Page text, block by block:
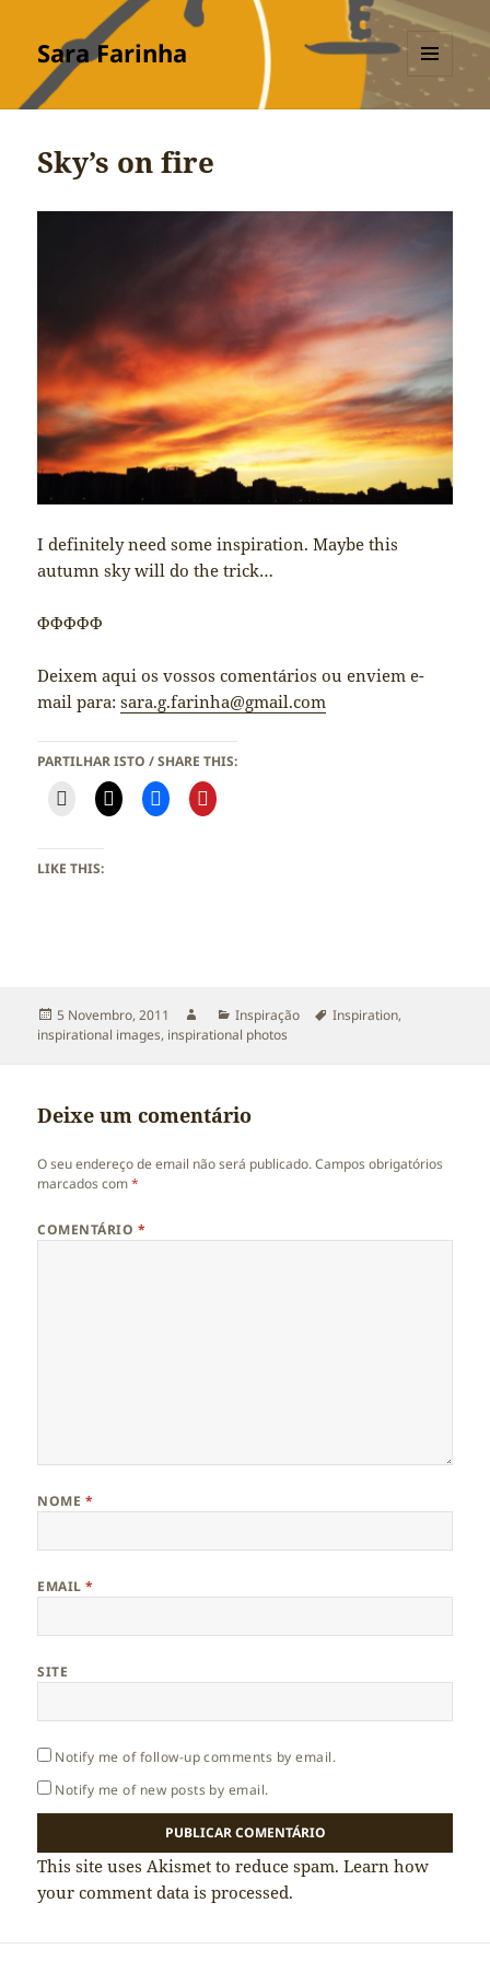
Sara Farinha
MENU
Sky’s on fire
I definitely need some inspiration. Maybe this
autumn sky will do the trick…
ΦΦΦΦΦ
Deixem aqui os vossos comentários ou enviem e-
mail para:sara.g.farinha@gmail.com
PARTILHAR ISTO / SHARE THIS:
LIKE THIS:
Publicado
a
5 Novembro, 2011 AutorCategorias
Inspiração Etiquetas
Inspiration,
inspirational images, inspirational photos
Deixe um comentário
O seu endereço de email não será publicado. Campos obrigatórios
marcados com*
COMENTÁRIO *
NOME *
EMAIL*
SITE
Notify me of follow-up comments by email.
Notify me of new posts by email.
This site uses Akismet to reduce spam.Learn how
your comment data is processed.